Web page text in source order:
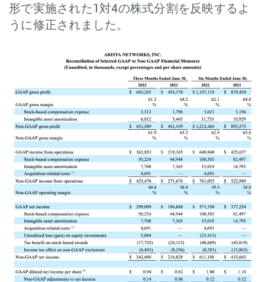
形で実施された1対4の株式分割を反映するよ
うに修正されました。